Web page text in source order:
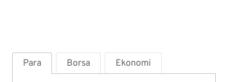
Para Borsa Ekonomi